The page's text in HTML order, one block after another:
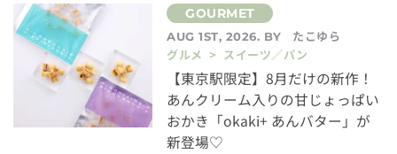
AUG 1ST, 2026. BY
たこゆら
グルメ > スイーツ／パン
【東京駅限定】8月だけの新作！
あんクリーム入りの甘じょっぱい
おかき「okaki+ あんバター」が
新登場♡